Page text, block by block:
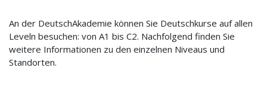
An der DeutschAkademie können Sie Deutschkurse auf allen
Leveln besuchen: von A1 bis C2. Nachfolgend finden Sie
weitere Informationen zu den einzelnen Niveaus und
Standorten.